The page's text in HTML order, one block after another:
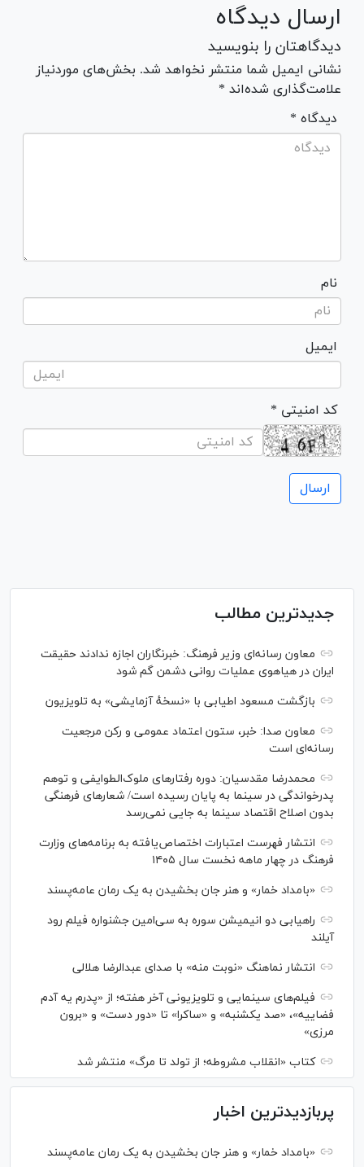
ارسال دیدگاه
دیدگاهتان را بنویسید
نشانی ایمیل شما منتشر نخواهد شد. بخش‌های موردنیاز
علامت‌گذاری شده‌اند *
* دیدگاه
نام
ایمیل
* کد امنیتی
جدیدترین مطالب
معاون رسانه‌ای وزیر فرهنگ: خبرنگاران اجازه ندادند حقیقت
ایران در هیاهوی عملیات روانی دشمن گم شود
بازگشت مسعود اطیابی با «نسخهٔ آزمایشی» به تلویزیون
معاون صدا: خبر، ستون اعتماد عمومی و رکن مرجعیت
رسانه‌ای است
محمدرضا مقدسیان: دوره رفتارهای ملوک‌الطوایفی و توهم
پدرخواندگی در سینما به پایان رسیده است/ شعارهای فرهنگی
بدون اصلاح اقتصاد سینما به جایی نمی‌رسد
انتشار فهرست اعتبارات اختصاص‌یافته به برنامه‌های وزارت
فرهنگ در چهار ماهه نخست سال ۱۴۰۵
«بامداد خمار» و هنر جان بخشیدن به یک رمان عامه‌پسند
راهیابی دو انیمیشن سوره به سی‌امین جشنواره فیلم رود
آیلند
انتشار نماهنگ «نوبت منه» با صدای عبدالرضا هلالی
فیلم‌های سینمایی و تلویزیونی آخر هفته؛ از «پدرم یه آدم
فضاییه»، «صد یکشنبه» و «ساکرا» تا «دور دست» و «برون
مرزی»
کتاب «انقلاب مشروطه؛ از تولد تا مرگ» منتشر شد
پربازدیدترین اخبار
«بامداد خمار» و هنر جان بخشیدن به یک رمان عامه‌پسند